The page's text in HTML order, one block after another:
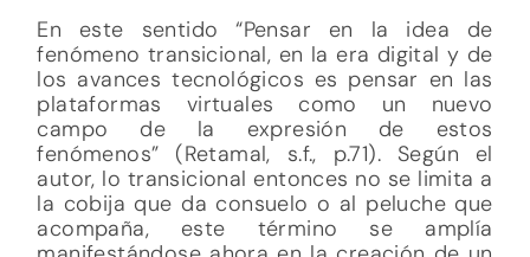
En este sentido “Pensar en la idea de
fenómeno transicional, en la era digital y de
los avances tecnológicos es pensar en las
plataformas virtuales como un nuevo
campo de la expresión de estos
fenómenos” (Retamal, s.f., p.71). Según el
autor, lo transicional entonces no se limita a
la cobija que da consuelo o al peluche que
acompaña, este término se amplía